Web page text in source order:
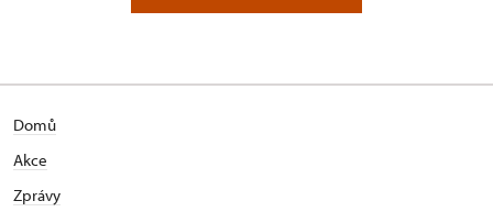
Domů
Akce
Zprávy